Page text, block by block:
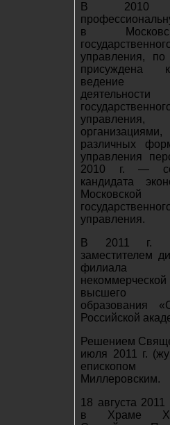
В 2010
в
управления, по
присуждена
ведение
различных
управления
2010 г. ―
кандидата
управления.
В 2011 г.
заместителем
филиала
высшего
образования
Российской
Решением
июля 2011 г.
епископом
Миллеровским.
18 августа 2011
в Храме